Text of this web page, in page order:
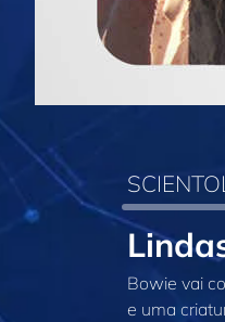
Bowie vai
e uma